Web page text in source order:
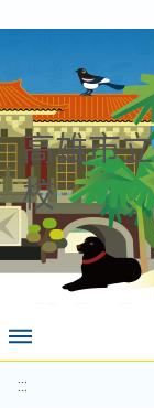
高雄市
校
:::